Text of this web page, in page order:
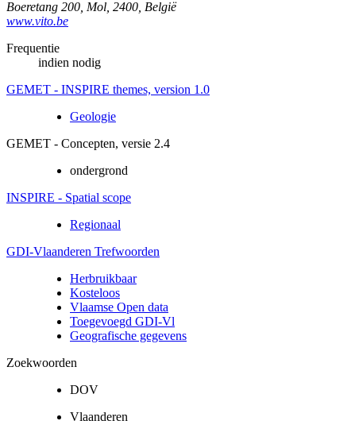
Boeretang 200 Mol 2400 België
www.vito.be
Frequentie
indien nodig
GEMET - INSPIRE themes, version 1.0
Geologie
GEMET - Concepten, versie 2.4
ondergrond
INSPIRE - Spatial scope
Regionaal
GDI-Vlaanderen Trefwoorden
Herbruikbaar
Kosteloos
Vlaamse Open data
Toegevoegd GDI-Vl
Geografische gegevens
Zoekwoorden
DOV
Vlaanderen